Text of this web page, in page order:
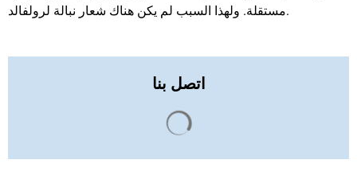
مستقلة. ولهذا السبب لم يكن هناك شعار نبالة لرولفالد.
اتصل بنا